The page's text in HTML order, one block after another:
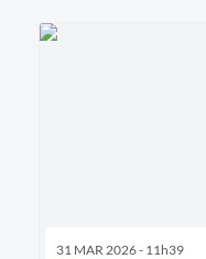
31 MAR 2026 - 11h39